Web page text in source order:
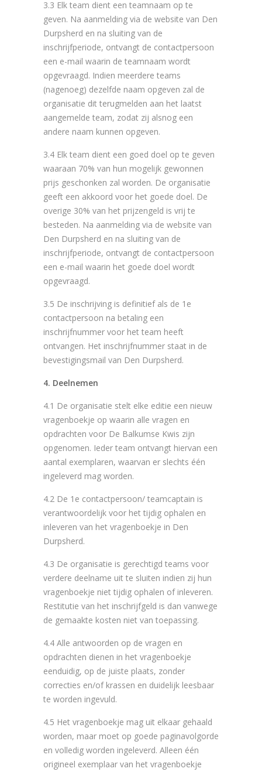
3.3 Elk team dient een teamnaam op te
geven. Na aanmelding via de website van Den
Durpsherd en na sluiting van de
inschrijfperiode, ontvangt de contactpersoon
een e-mail waarin de teamnaam wordt
opgevraagd. Indien meerdere teams
(nagenoeg) dezelfde naam opgeven zal de
organisatie dit terugmelden aan het laatst
aangemelde team, zodat zij alsnog een
andere naam kunnen opgeven.
3.4 Elk team dient een goed doel op te geven
waaraan 70% van hun mogelijk gewonnen
prijs geschonken zal worden. De organisatie
geeft een akkoord voor het goede doel. De
overige 30% van het prijzengeld is vrij te
besteden. Na aanmelding via de website van
Den Durpsherd en na sluiting van de
inschrijfperiode, ontvangt de contactpersoon
een e-mail waarin het goede doel wordt
opgevraagd.
3.5 De inschrijving is definitief als de 1e
contactpersoon na betaling een
inschrijfnummer voor het team heeft
ontvangen. Het inschrijfnummer staat in de
bevestigingsmail van Den Durpsherd.
4. Deelnemen
4.1 De organisatie stelt elke editie een nieuw
vragenboekje op waarin alle vragen en
opdrachten voor De Balkumse Kwis zijn
opgenomen. Ieder team ontvangt hiervan een
aantal exemplaren, waarvan er slechts één
ingeleverd mag worden.
4.2 De 1e contactpersoon/ teamcaptain is
verantwoordelijk voor het tijdig ophalen en
inleveren van het vragenboekje in Den
Durpsherd.
4.3 De organisatie is gerechtigd teams voor
verdere deelname uit te sluiten indien zij hun
vragenboekje niet tijdig ophalen of inleveren.
Restitutie van het inschrijfgeld is dan vanwege
de gemaakte kosten niet van toepassing.
4.4 Alle antwoorden op de vragen en
opdrachten dienen in het vragenboekje
eenduidig, op de juiste plaats, zonder
correcties en/of krassen en duidelijk leesbaar
te worden ingevuld.
4.5 Het vragenboekje mag uit elkaar gehaald
worden, maar moet op goede paginavolgorde
en volledig worden ingeleverd. Alleen één
origineel exemplaar van het vragenboekje